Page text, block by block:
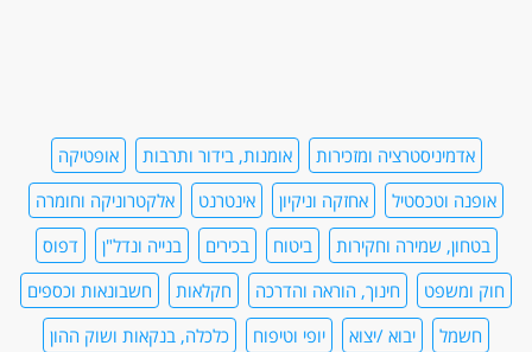
אדמיניסטרציה ומזכירות אומנות, בידור ותרבות
אופטיקה
אופנה וטכסטיל
אחזקה וניקיון אינטרנט
אלקטרוניקה וחומרה
בטחון, שמירה וחקירות
ביטוח בכירים בנייה ונדל"ן
דפוס
חוק ומשפט
חינוך, הוראה והדרכה חקלאות
חשבונאות וכספים
חשמל
יבוא /יצוא יופי וטיפוח
כלכלה, בנקאות ושוק ההון